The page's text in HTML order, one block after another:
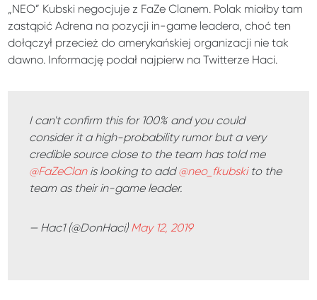
„NEO” Kubski negocjuje z FaZe Clanem. Polak miałby tam
zastąpić Adrena na pozycji in-game leadera, choć ten
dołączył przecież do amerykańskiej organizacji nie tak
dawno. Informację podał najpierw na Twitterze Haci.
I can't confirm this for 100% and you could
consider it a high-probability rumor but a very
credible source close to the team has told me
@FaZeClanis looking to add@neo_fkubskito the
team as their in-game leader.
— Hac1 (@DonHaci) May 12, 2019